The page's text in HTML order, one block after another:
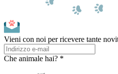
Vieni con noi per ricevere tante
Che animale hai? *